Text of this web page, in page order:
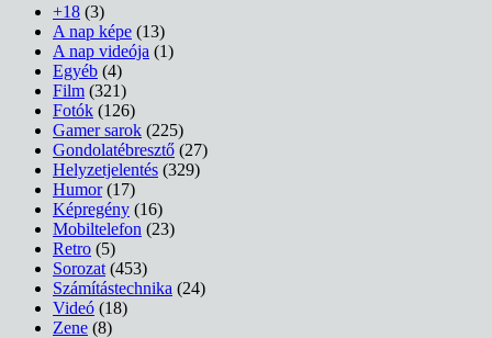
+18 (3)
A nap képe (13)
A nap videója (1)
Egyéb (4)
Film (321)
Fotók (126)
Gamer sarok (225)
Gondolatébresztő (27)
Helyzetjelentés (329)
Humor(17)
Képregény (16)
Mobiltelefon (23)
Retro (5)
Sorozat (453)
Számítástechnika (24)
Videó (18)
Zene (8)